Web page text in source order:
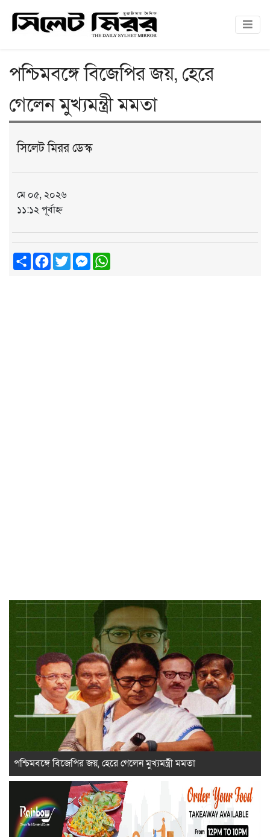
পশ্চিমবঙ্গে বিজেপির জয়, হেরে
গেলেন মুখ্যমন্ত্রী মমতা
সিলেট মিরর ডেস্ক
মে ০৫, ২০২৬
১১:১২ পূর্বাহ্ন
ShareFacebook
TwitterMessenger
পশ্চিমবঙ্গে বিজেপির জয়, হেরে গেলেন মুখ্যমন্ত্রী মমতা